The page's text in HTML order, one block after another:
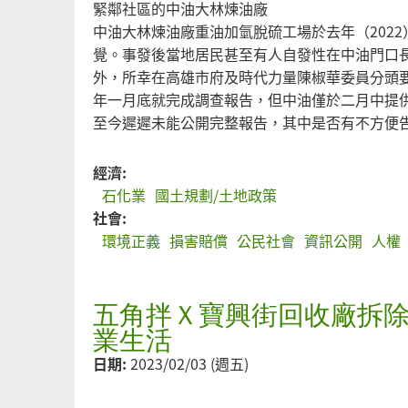
緊鄰社區的中油大林煉油廠
中油大林煉油廠重油加氫脫硫工場於去年（
覺。事發後當地居民甚至有人自發性在中油門
外，所幸在高雄市府及時代力量陳椒華委員分
年一月底就完成調查報告，但中油僅於二月中
至今遲遲未能公開完整報告，其中是否有不方
經濟:
石化業 國土規劃/土地政策
社會:
環境正義 損害賠償 公民社會 資訊公開 人權
五角拌Ｘ寶興街回收廠拆
業生活
日期: 2023/02/03 (週五)